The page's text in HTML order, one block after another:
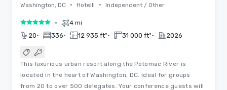
Washington, DC • Hotelli • Independent / Other
5 / 5 • 4 mi
20• 336• 12 935 ft²• 31 000 ft²• 2026
This luxurious urban resort along the Potomac River is
located in the heart of Washington, DC. Ideal for groups
from 20 to over 500 delegates. Your conference guests will